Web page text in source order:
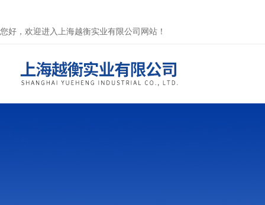
您好，欢迎进入上海越衡实业有限公司网站！